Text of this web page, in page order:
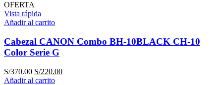
OFERTA
Vista rápida
Añadir al carrito
Cabezal CANON Combo BH-10BLACK CH-10
Color Serie G
S/370.00 El
precio
S/220.00El
Añadir al carrito